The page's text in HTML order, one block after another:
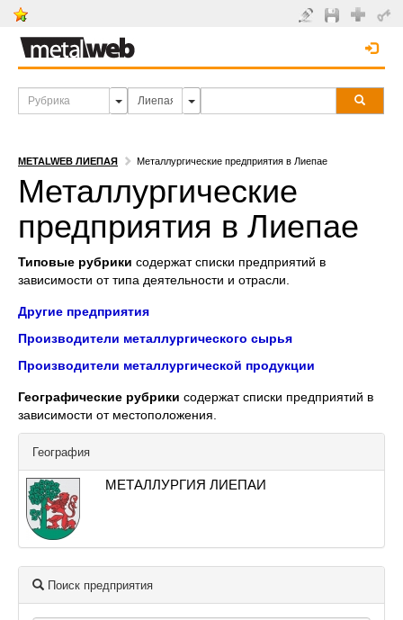
METALWEB ЛИЕПАЯ Металлургические предприятия в Лиепае
Металлургические
предприятия в Лиепае
Типовые рубрики содержат списки предприятий в
зависимости от типа деятельности и отрасли.
Другие предприятия
Производители металлургического сырья
Производители металлургической продукции
Географические рубрики содержат списки предприятий в
зависимости от местоположения.
География
МЕТАЛЛУРГИЯ ЛИЕПАИ
Поиск предприятия